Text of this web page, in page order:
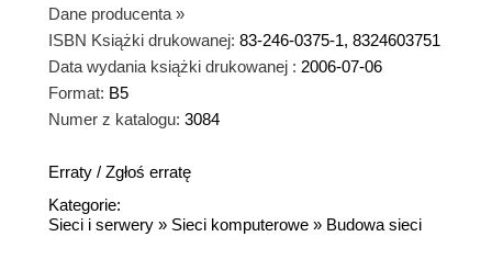
Dane producenta »
ISBN Książki drukowanej: 83-246-0375-1, 8324603751
Data wydania książki drukowanej : 2006-07-06
Format: B5
Numer z katalogu: 3084
Erraty / Zgłoś erratę
Kategorie:
Sieci i serwery » Sieci komputerowe » Budowa sieci